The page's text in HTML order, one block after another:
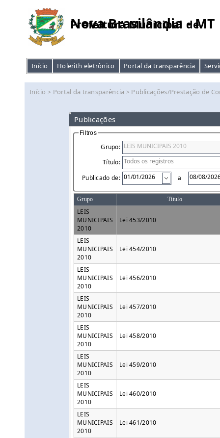
Prefeitura Municipal de
Nova Brasilândia - MT
Início Holerith eletrônico Portal da transparência
Início > Portal da transparência > Publicações/Prestação de
Publicações
Filtros
Grupo:
Título:
Publicado de:
a
Grupo Título
LEIS
MUNICIPAIS
2010
Lei 453/2010
LEIS
MUNICIPAIS
2010
Lei 454/2010
LEIS
MUNICIPAIS
2010
Lei 456/2010
LEIS
MUNICIPAIS
2010
Lei 457/2010
LEIS
MUNICIPAIS
2010
Lei 458/2010
LEIS
MUNICIPAIS
2010
Lei 459/2010
LEIS
MUNICIPAIS
2010
Lei 460/2010
LEIS
MUNICIPAIS
2010
Lei 461/2010